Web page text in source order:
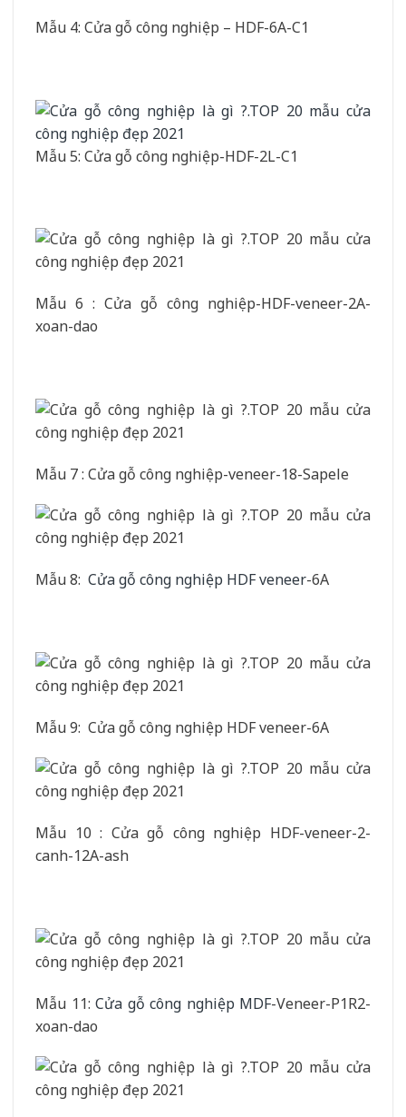
Mẫu 4: Cửa gỗ công nghiệp – HDF-6A-C1
Mẫu 5: Cửa gỗ công nghiệp-HDF-2L-C1
Mẫu 6 : Cửa gỗ công nghiệp-HDF-veneer-2A-
xoan-dao
Mẫu 7 : Cửa gỗ công nghiệp-veneer-18-Sapele
Mẫu 8: Cửa gỗ công nghiệp HDF veneer-6A
Mẫu 9: Cửa gỗ công nghiệp HDF veneer-6A
Mẫu 10 : Cửa gỗ công nghiệp HDF-veneer-2-
canh-12A-ash
Mẫu 11: Cửa gỗ công nghiệp MDF-Veneer-P1R2-
xoan-dao